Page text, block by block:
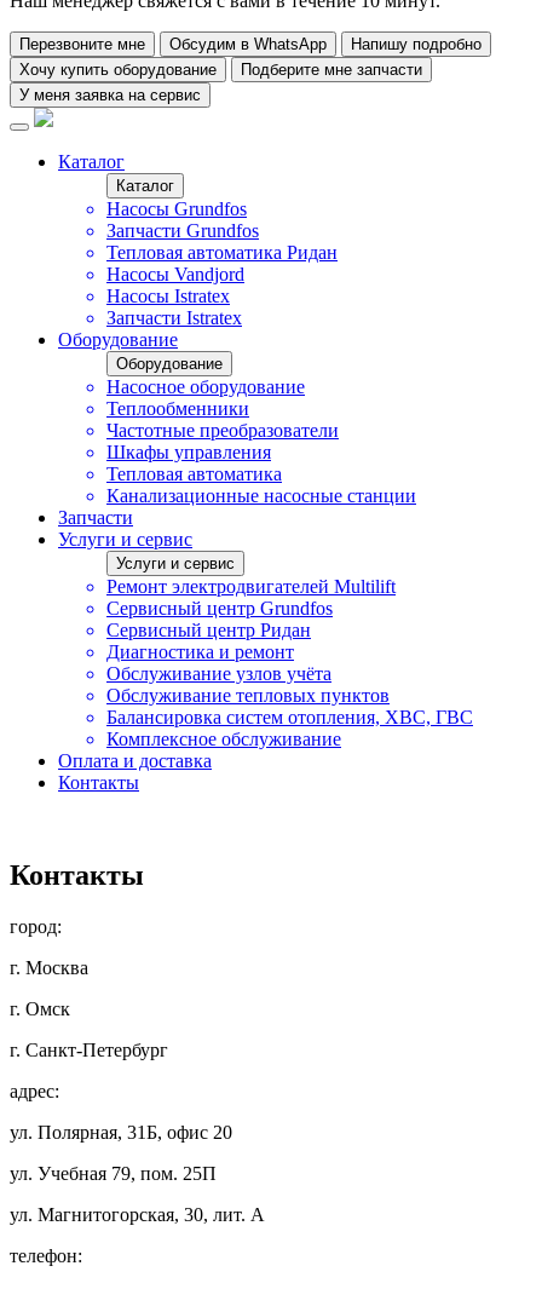
Перезвоните мне Обсудим в WhatsApp
Напишу подробно
Хочу купить оборудование
Подберите мне запчасти
У меня заявка на сервис
Каталог
Каталог
Насосы Grundfos
Запчасти Grundfos
Тепловая автоматика Ридан
Насосы Vandjord
Насосы Istratex
Запчасти Istratex
Оборудование
Оборудование
Насосное оборудование
Теплообменники
Частотные преобразователи
Шкафы управления
Тепловая автоматика
Канализационные насосные станции
Запчасти
Услуги и сервис
Услуги и сервис
Ремонт электродвигателей Multilift
Сервисный центр Grundfos
Сервисный центр Ридан
Диагностика и ремонт
Обслуживание узлов учёта
Обслуживание тепловых пунктов
Балансировка систем отопления, ХВС, ГВС
Комплексное обслуживание
Оплата и доставка
Контакты
Контакты
город:
г. Москва
г. Омск
г. Санкт-Петербург
адрес:
ул. Полярная, 31Б, офис 20
ул. Учебная 79, пом. 25П
ул. Магнитогорская, 30, лит. А
телефон: